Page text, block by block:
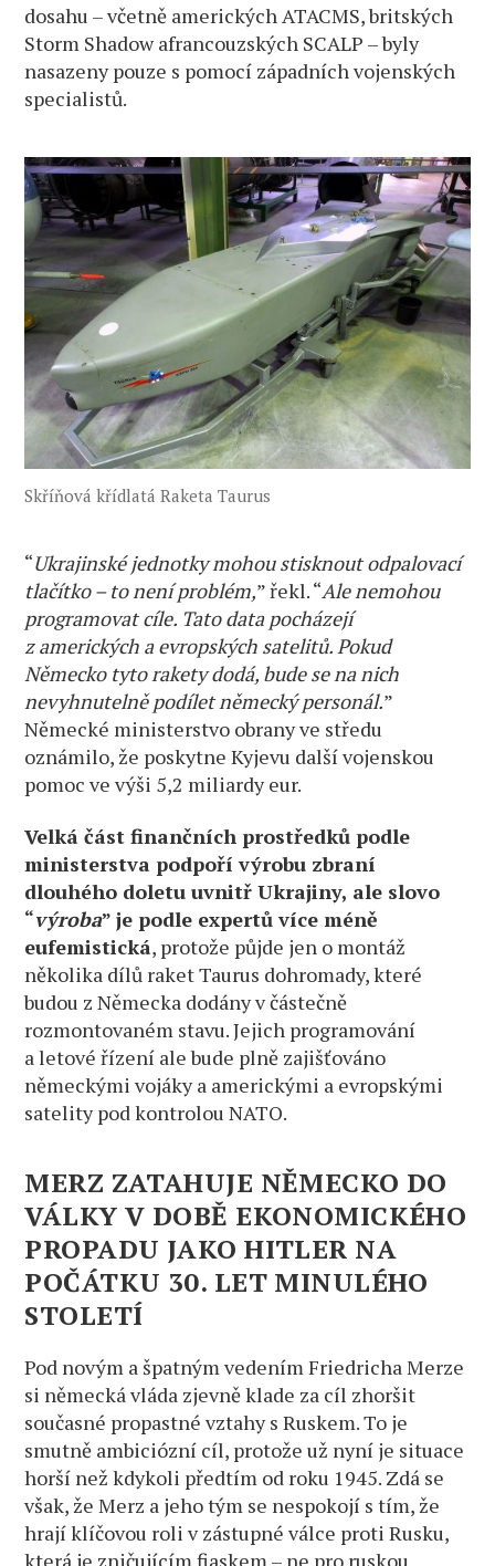
dosahu – včetně amerických ATACMS, britských
Storm Shadow afrancouzských SCALP – byly
nasazeny pouze s pomocí západních vojenských
specialistů.
Skříňová křídlatá Raketa Taurus
“Ukrajinské jednotky mohou stisknout odpalovací
tlačítko – to není problém,” řekl. “Ale nemohou
programovat cíle. Tato data pocházejí
z amerických a evropských satelitů. Pokud
Německo tyto rakety dodá, bude se na nich
nevyhnutelně podílet německý personál.”
Německé ministerstvo obrany ve středu
oznámilo, že poskytne Kyjevu další vojenskou
pomoc ve výši 5,2 miliardy eur.
Velká část finančních prostředků podle
ministerstva podpoří výrobu zbraní
dlouhého doletu uvnitř Ukrajiny, ale slovo
“výroba” je podle expertů více méně
eufemistická, protože půjde jen o montáž
několika dílů raket Taurus dohromady, které
budou z Německa dodány v částečně
rozmontovaném stavu. Jejich programování
a letové řízení ale bude plně zajišťováno
německými vojáky a americkými a evropskými
satelity pod kontrolou NATO.
MERZ ZATAHUJE NĚMECKO DO
VÁLKY V DOBĚ EKONOMICKÉHO
PROPADU JAKO HITLER NA
POČÁTKU 30. LET MINULÉHO
STOLETÍ
Pod novým a špatným vedením Friedricha Merze
si německá vláda zjevně klade za cíl zhoršit
současné propastné vztahy s Ruskem. To je
smutně ambiciózní cíl, protože už nyní je situace
horší než kdykoli předtím od roku 1945. Zdá se
však, že Merz a jeho tým se nespokojí s tím, že
hrají klíčovou roli v zástupné válce proti Rusku,